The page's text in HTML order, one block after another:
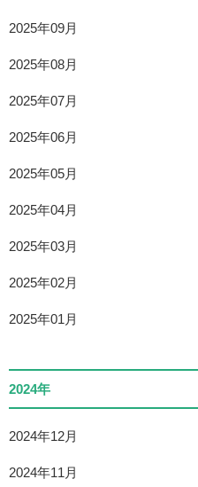
2025年09月
2025年08月
2025年07月
2025年06月
2025年05月
2025年04月
2025年03月
2025年02月
2025年01月
2024年
2024年12月
2024年11月